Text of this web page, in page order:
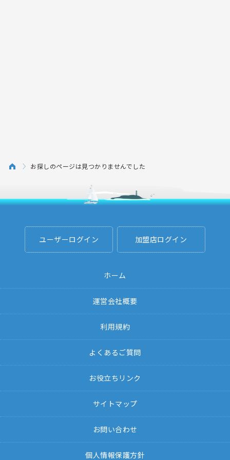
お探しのページは見つかりませんでした
ユーザーログイン 加盟店ログイン
ホーム
運営会社概要
利用規約
よくあるご質問
お役立ちリンク
サイトマップ
お問い合わせ
個人情報保護方針